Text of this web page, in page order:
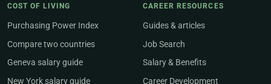
COST OF LIVING
Purchasing Power Index
Compare two countries
Geneva salary guide
New York salary guide
CAREER RESOURCES
Guides & articles
Job Search
Salary & Benefits
Career Development